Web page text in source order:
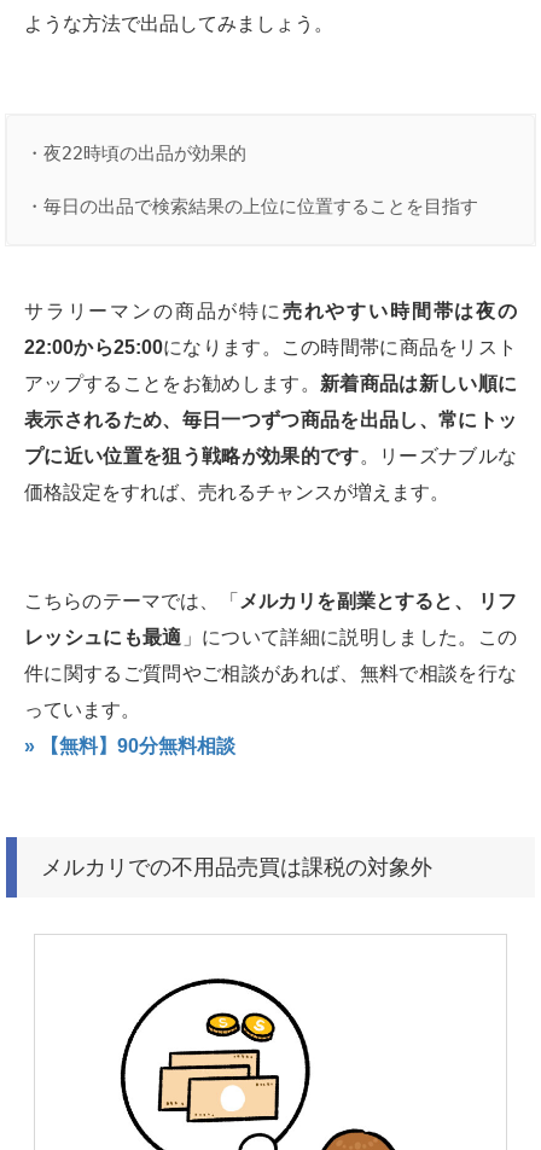
ような方法で出品してみましょう。
・夜22時頃の出品が効果的
・毎日の出品で検索結果の上位に位置することを目指す
サラリーマンの商品が特に 売れやすい時間帯は夜の
22:00から25:00になります。この時間帯に商品をリスト
アップすることをお勧めします。 新着商品は新しい順に
表示されるため、毎日一つずつ商品を出品し、常にトッ
プに近い位置を狙う戦略が効果的です。リーズナブルな
価格設定をすれば、売れるチャンスが増えます。
こちらのテーマでは、「 メルカリを副業とすると、 リフ
レッシュにも最適 」について詳細に説明しました。この
件に関するご質問やご相談があれば、無料で相談を行な
っています。
» 【無料】90分無料相談
メルカリでの不用品売買は課税の対象外